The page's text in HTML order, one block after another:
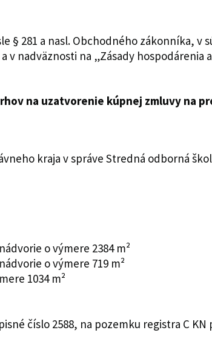
§ 281 a nasl. Obchodného zákonníka, v
nadväznosti na „Zásady hospodárenia
na uzatvorenie kúpnej zmluvy na
kraja v správe Stredná odborná
o výmere 2384 m²
o výmere 719 m²
1034 m²
číslo 2588, na pozemku registra C KN